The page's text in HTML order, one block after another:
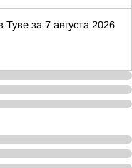
за 7 августа 2026